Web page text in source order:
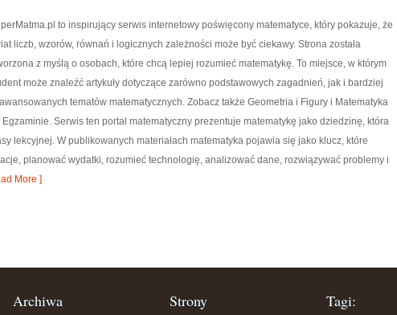
to inspirujący serwis internetowy poświęcony matematyce, który pokazuje, że
liczb, wzorów, równań i logicznych zależności może być ciekawy. Strona została
z myślą o osobach, które chcą lepiej rozumieć matematykę. To miejsce, w którym
może znaleźć artykuły dotyczące zarówno podstawowych zagadnień, jak i bardziej
tematów matematycznych. Zobacz także Geometria i Figury i Matematyka
Egzaminie. Serwis ten portal matematyczny prezentuje matematykę jako dziedzinę, która
lekcyjnej. W publikowanych materiałach matematyka pojawia się jako klucz, które
planować wydatki, rozumieć technologię, analizować dane, rozwiązywać problemy i
More ]
Archiwa Strony Tagi: